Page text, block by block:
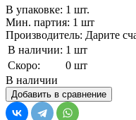
В упаковке: 1 шт.
Мин. партия: 1 шт
Производитель: Дарите
В наличии: 1 шт
Скоро:
0 шт
В наличии
Добавить в сравнение